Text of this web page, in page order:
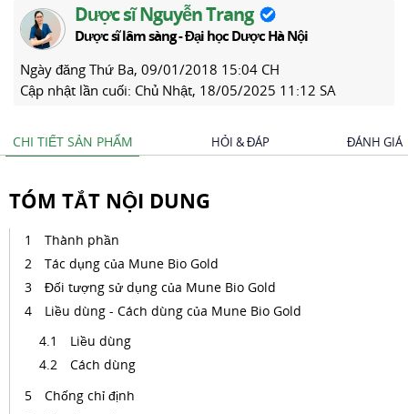
Dược sĩ Nguyễn Trang
Dược sĩ lâm sàng - Đại học Dược Hà Nội
Ngày đăng Thứ Ba, 09/01/2018 15:04 CH
Cập nhật lần cuối: Chủ Nhật, 18/05/2025 11:12 SA
CHI TIẾT SẢN PHẨM HỎI & ĐÁP ĐÁNH GIÁ
TÓM TẮT NỘI DUNG
Thành phần
Tác dụng của Mune Bio Gold
Đối tượng sử dụng của Mune Bio Gold
Liều dùng - Cách dùng của Mune Bio Gold
Liều dùng
Cách dùng
Chống chỉ định